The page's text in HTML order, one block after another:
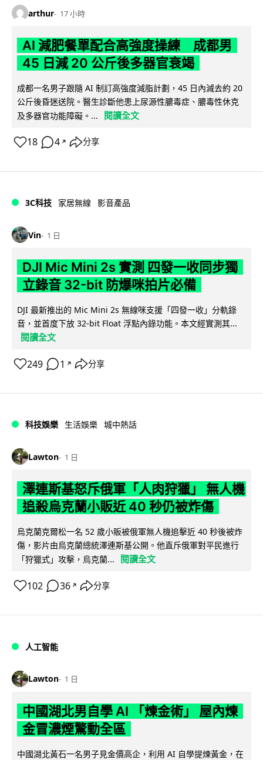
arthur 17 小時
AI 減肥餐單配合高強度操練 成都男
45 日減 20 公斤後多器官衰竭
成都一名男子跟隨 AI 制訂高強度減脂計劃，45 日內減去約 20
公斤後昏迷送院。醫生診斷他患上尿源性膿毒症、膿毒性休克
及多器官功能障礙。...
閱讀全文
18 4 ↗ 分享
3C科技 家居無線 影音產品
Vin 1 日
DJI Mic Mini 2s 實測 四發一收同步獨
立錄音 32-bit 防爆咪拍片必備
DJI 最新推出的 Mic Mini 2s 無線咪支援「四發一收」分軌錄
音，並首度下放 32-bit Float 浮點內錄功能。本文經實測其...
閱讀全文
249 1 ↗ 分享
科技娛樂 生活娛樂 城中熱話
Lawton 1 日
澤連斯基怒斥俄軍「人肉狩獵」 無人機
追殺烏克蘭小販近 40 秒仍被炸傷
烏克蘭克爾松一名 52 歲小販被俄軍無人機追擊近 40 秒後被炸
傷，影片由烏克蘭總統澤連斯基公開。他直斥俄軍對平民進行
「狩獵式」攻擊，烏克蘭...
閱讀全文
102 36 ↗ 分享
人工智能
Lawton 1 日
中國湖北男自學 AI 「煉金術」 屋內煉
金冒濃煙驚動全區
中國湖北黃石一名男子見金價高企，利用 AI 自學提煉黃金，在